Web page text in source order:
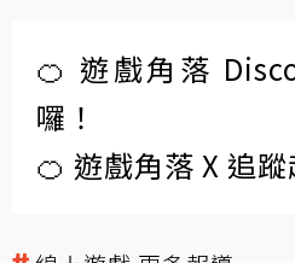
🍊 遊戲角落
囉！
🍊 遊戲角落 X 追